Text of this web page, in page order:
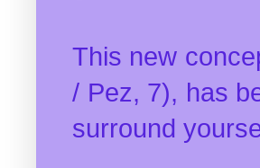
This new
/ Pez, 7), has
surround